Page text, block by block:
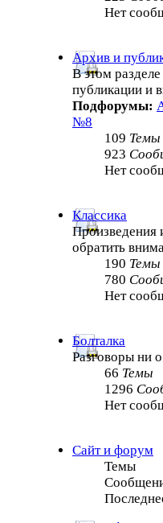
Нет
Архив и
В этом
публикации и
Подфорумы:
№8
109 Темы
923
Нет
Классика
Произведения
обратить
190 Темы
780
Нет
Болталка
Разговоры ни
66 Темы
1296
Нет
Сайт и форум
Темы